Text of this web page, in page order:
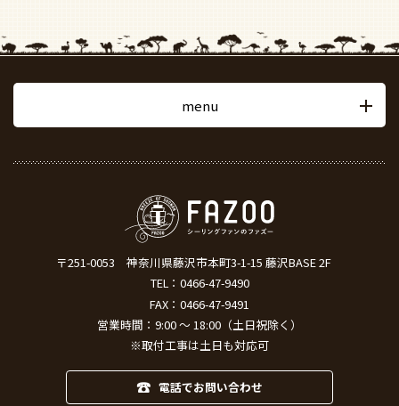
menu
〒251-0053
神奈川県藤沢市本町3-1-15 藤沢BASE 2F
TEL： 0466-47-9490
FAX：0466-47-9491
営業時間：9:00 ～ 18:00（土日祝除く）
※取付工事は土日も対応可
電話でお問い合わせ